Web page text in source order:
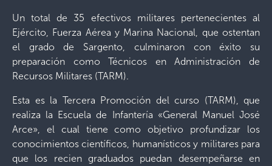
Un total de 35 efectivos militares pertenecientes al
Ejército, Fuerza Aérea y Marina Nacional, que ostentan
el grado de Sargento, culminaron con éxito su
preparación como Técnicos en Administración de
Recursos Militares (TARM).
Esta es la Tercera Promoción del curso (TARM), que
realiza la Escuela de Infantería «General Manuel José
Arce», el cual tiene como objetivo profundizar los
conocimientos científicos, humanísticos y militares para
que los recien graduados puedan desempeñarse en